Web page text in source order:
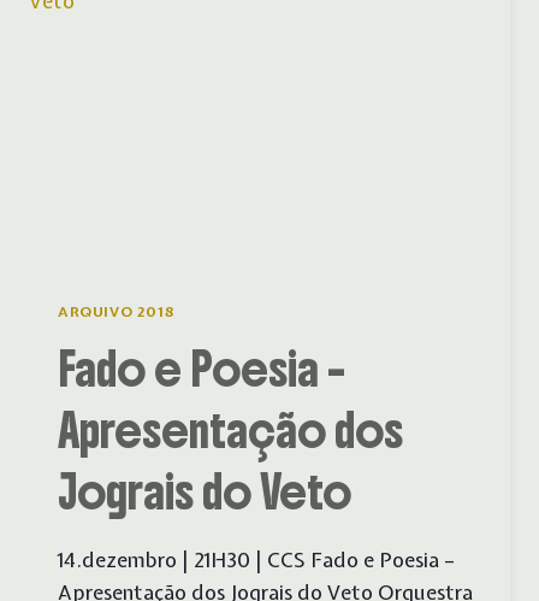
ARQUIVO 2018
Fado e Poesia –
Apresentação dos
Jograis do Veto
14.dezembro | 21H30 | CCS Fado e Poesia –
Apresentação dos Jograis do Veto Orquestra